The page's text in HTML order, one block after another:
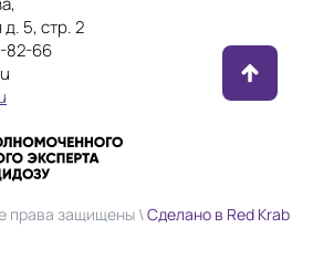
5, стр. 2
82-66
права защищены \Сделано в Red Krab